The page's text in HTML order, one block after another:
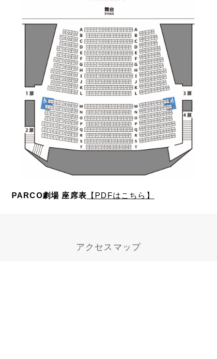
PARCO劇場 座席表 【PDFはこちら】
アクセスマップ